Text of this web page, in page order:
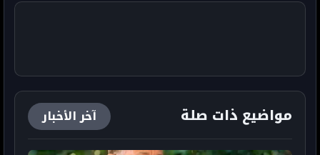
مواضيع ذات صلة آخر الأخبار